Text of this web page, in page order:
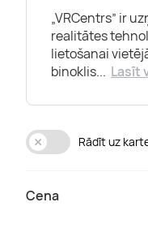
„VRCentrs” ir
realitātes
lietošanai
binoklis... Lasīt
Rādīt uz
Cena